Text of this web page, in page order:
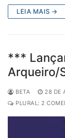
LEIA MAIS →
***
Arqueiro/
BETA 28 DE
PLURAL: 2